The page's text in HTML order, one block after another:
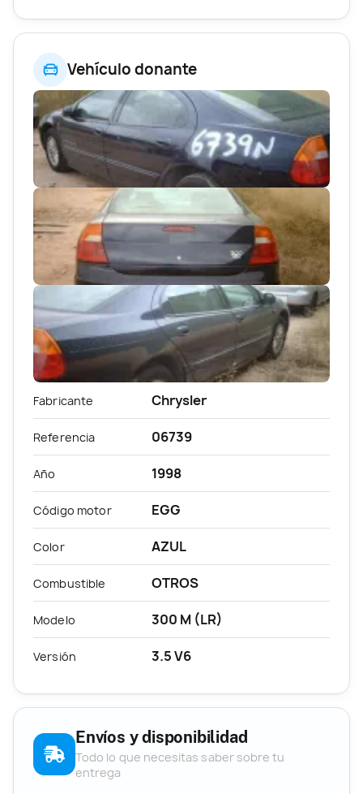
Vehículo donante
Fabricante Chrysler
Referencia 06739
Año 1998
Código motor EGG
Color AZUL
Combustible OTROS
Modelo 300 M (LR)
Versión 3.5 V6
Envíos y disponibilidad
Todo lo que necesitas saber sobre tu
entrega